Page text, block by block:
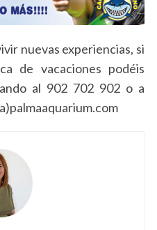
nuevas experiencias, si
de vacaciones podéis
al 902 702 902 o a